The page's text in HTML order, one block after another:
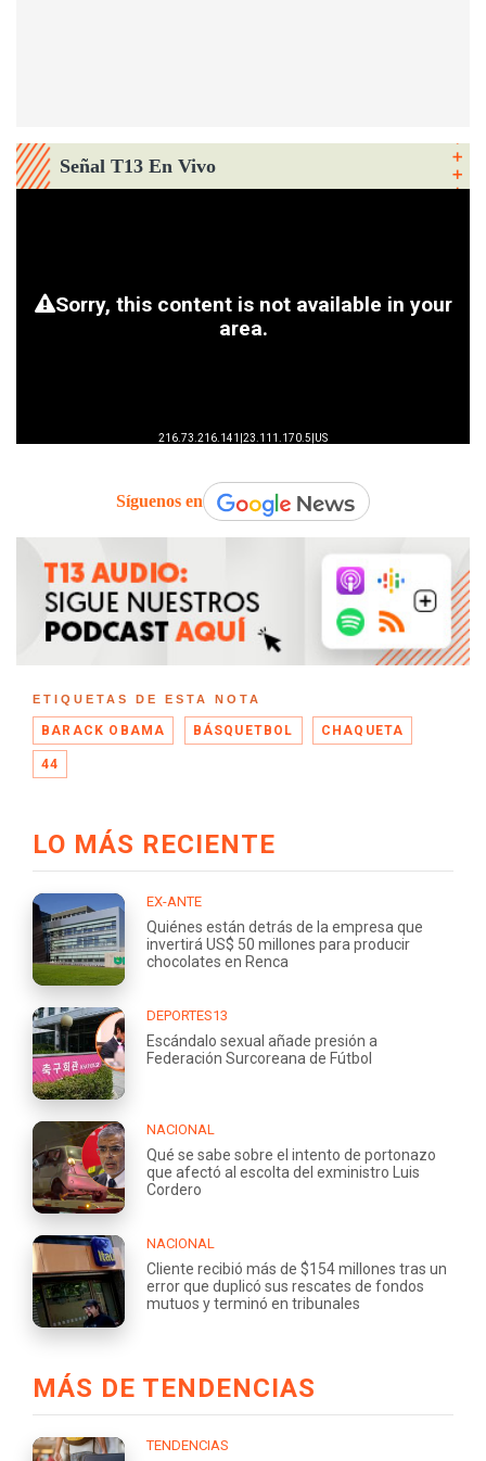
Señal T13 En Vivo
Síguenos en
ETIQUETAS DE ESTA NOTA
BARACK OBAMA BÁSQUETBOL CHAQUETA
44
LO MÁS RECIENTE
EX-ANTE
Quiénes están detrás de la empresa que
invertirá US$ 50 millones para producir
chocolates en Renca
DEPORTES13
Escándalo sexual añade presión a
Federación Surcoreana de Fútbol
NACIONAL
Qué se sabe sobre el intento de portonazo
que afectó al escolta del exministro Luis
Cordero
NACIONAL
Cliente recibió más de $154 millones tras un
error que duplicó sus rescates de fondos
mutuos y terminó en tribunales
MÁS DE TENDENCIAS
TENDENCIAS